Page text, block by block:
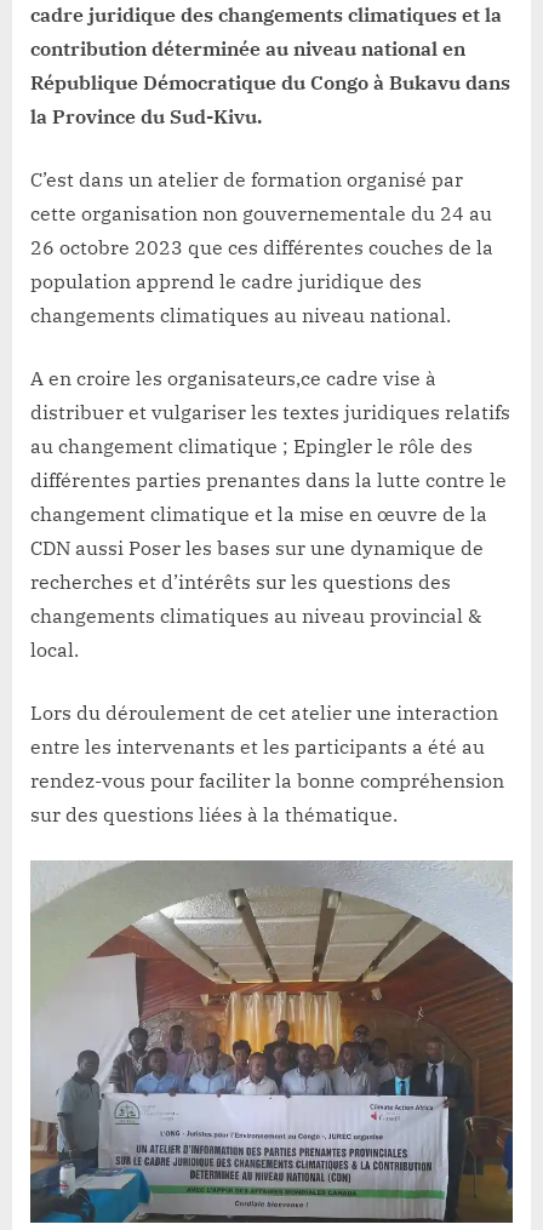
d’un
atelier
du
cadre juridique des changements climatiques et la
contribution déterminée au niveau national en
République Démocratique du Congo à Bukavu dans
la Province du Sud-Kivu.
C’est dans un atelier de formation organisé par
cette organisation non gouvernementale du 24 au
26 octobre 2023 que ces différentes couches de la
population apprend le cadre juridique des
changements climatiques au niveau national.
A en croire les organisateurs,ce cadre vise à
distribuer et vulgariser les textes juridiques relatifs
au changement climatique ; Epingler le rôle des
différentes parties prenantes dans la lutte contre le
changement climatique et la mise en œuvre de la
CDN aussi Poser les bases sur une dynamique de
recherches et d’intérêts sur les questions des
changements climatiques au niveau provincial &
local.
Lors du déroulement de cet atelier une interaction
entre les intervenants et les participants a été au
rendez-vous pour faciliter la bonne compréhension
sur des questions liées à la thématique.